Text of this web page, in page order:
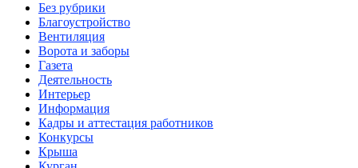
Без рубрики
Благоустройство
Вентиляция
Ворота и заборы
Газета
Деятельность
Интерьер
Информация
Кадры и аттестация работников
Конкурсы
Крыша